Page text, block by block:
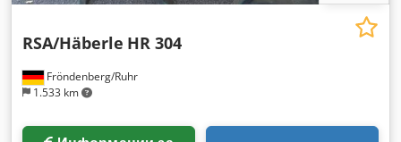
Fröndenberg/Ruhr
1.533 km
RSA/Häberle HR 304